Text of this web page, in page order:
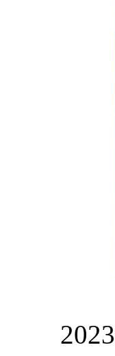
2023